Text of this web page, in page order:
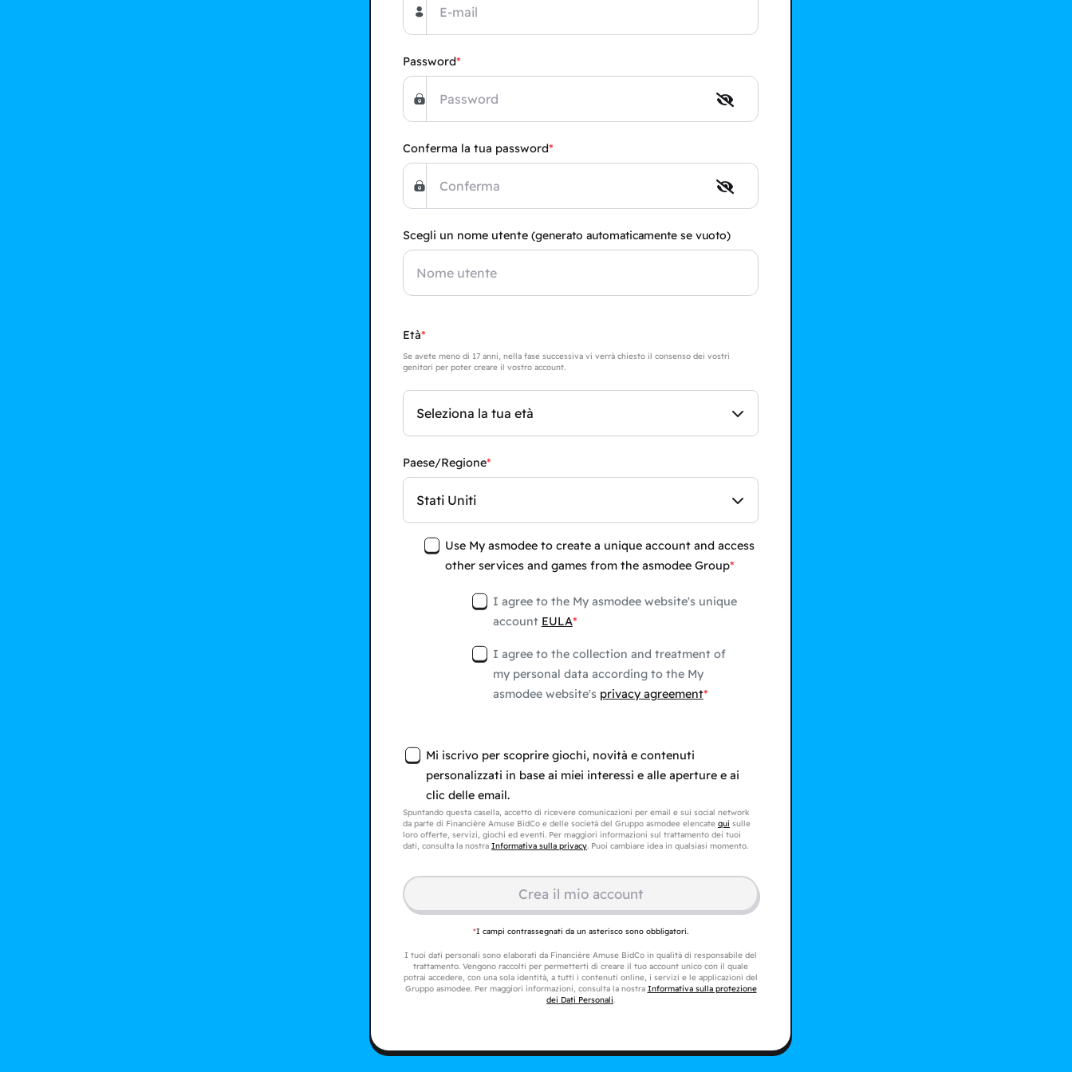
Password
Conferma la tua password
Scegli un nome utente (generato automaticamente se vuoto)
Età
Se avete meno di 17 anni, nella fase successiva vi verrà chiesto il consenso dei vostri
genitori per poter creare il vostro account.
Seleziona la tua età
Paese/Regione
Stati Uniti
Use My asmodee to create a unique account and access
other services and games from the asmodee Group
I agree to the My asmodee website's unique
account EULA
I agree to the collection and treatment of
my personal data according to the My
asmodee website's privacy agreement
Mi iscrivo per scoprire giochi, novità e contenuti
personalizzati in base ai miei interessi e alle aperture e ai
clic delle email.
Spuntando questa casella, accetto di ricevere comunicazioni per email e sui social network
da parte di Financière Amuse BidCo e delle società del Gruppo asmodee elencate qui sulle
loro offerte, servizi, giochi ed eventi. Per maggiori informazioni sul trattamento dei tuoi
dati, consulta la nostra Informativa sulla privacy. Puoi cambiare idea in qualsiasi momento.
Crea il mio account
*I campi contrassegnati da un asterisco sono obbligatori.
I tuoi dati personali sono elaborati da Financière Amuse BidCo in qualità di responsabile del
trattamento. Vengono raccolti per permetterti di creare il tuo account unico con il quale
potrai accedere, con una sola identità, a tutti i contenuti online, i servizi e le applicazioni del
Gruppo asmodee. Per maggiori informazioni, consulta la nostra Informativa sulla protezione
dei Dati Personali.